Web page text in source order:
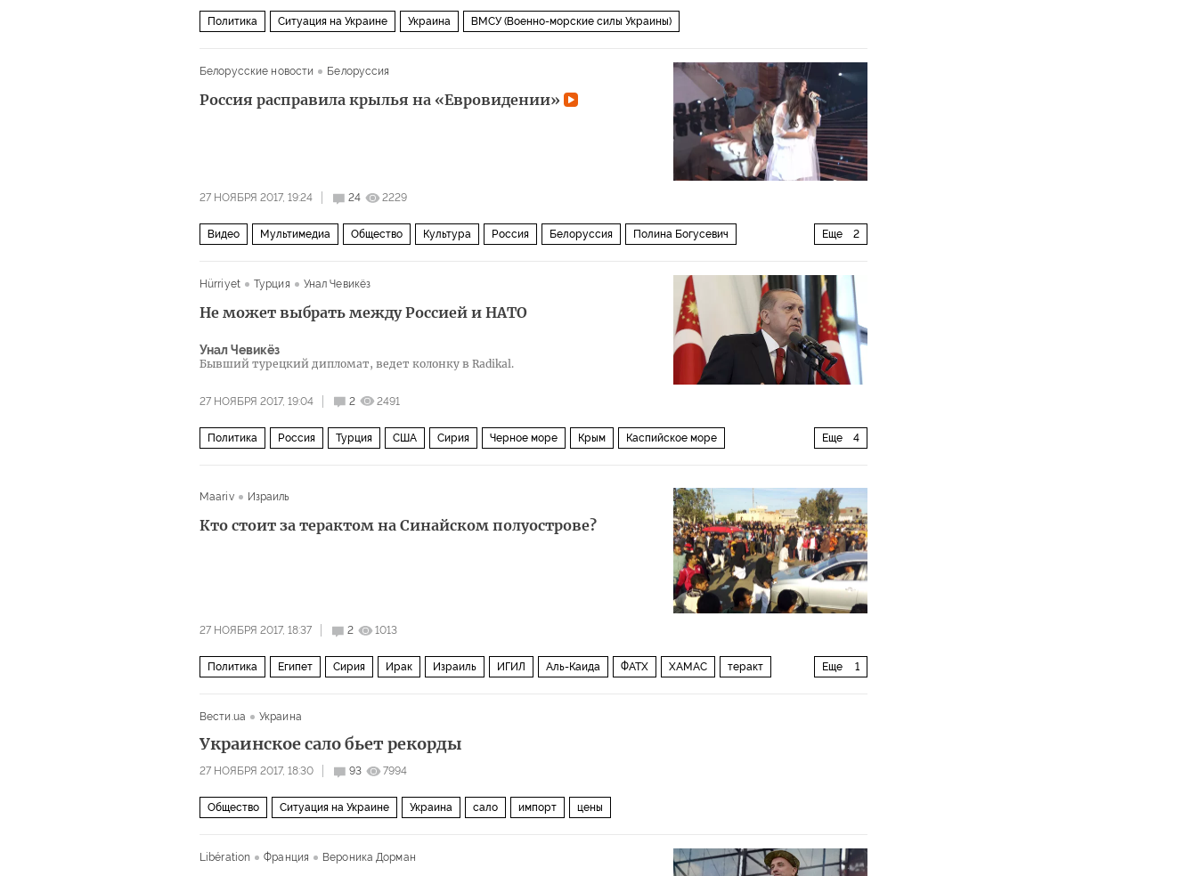
Политика Ситуация на Украине Украина ВМСУ (Военно-морские силы Украины)
Белорусские новости Белоруссия
Россия расправила крылья на «Евровидении»
27 НОЯБРЯ 2017, 19:24 24 2229
Еще 2
Видео Мультимедиа Общество Культура Россия Белоруссия Полина Богусевич
Hürriyet
Турция Унал Чевикёз
Не может выбрать между Россией и НАТО
Унал Чевикёз
Бывший турецкий дипломат, ведет колонку в Radikal.
27 НОЯБРЯ 2017, 19:04 2 2491
Еще 4
Политика Россия Турция США Сирия Черное море Крым Каспийское море
Maariv Израиль
Кто стоит за терактом на Синайском полуострове?
27 НОЯБРЯ 2017, 18:37 2 1013
Еще 1
Политика Египет Сирия Ирак Израиль ИГИЛ Аль-Каида ФАТХ ХАМАС теракт
Вести.ua
Украина
Украинское сало бьет рекорды
27 НОЯБРЯ 2017, 18:30 93 7994
Общество Ситуация на Украине Украина сало импорт цены
Libération Франция Вероника Дорман